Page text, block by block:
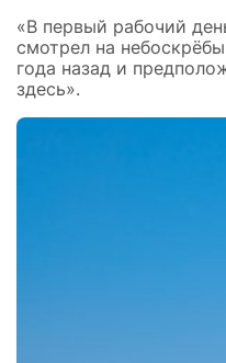
«В первый рабочий
смотрел на
года назад и
здесь».